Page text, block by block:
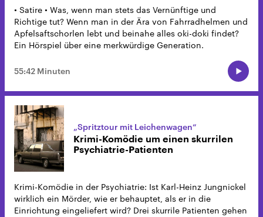
• Satire • Was, wenn man stets das Vernünftige und
Richtige tut? Wenn man in der Ära von Fahrradhelmen und
Apfelsaftschorlen lebt und beinahe alles oki-doki findet?
Ein Hörspiel über eine merkwürdige Generation.
55:42 Minuten
„Spritztour mit Leichenwagen“
Krimi-Komödie um einen skurrilen
Psychiatrie-Patienten
Krimi-Komödie in der Psychiatrie: Ist Karl-Heinz Jungnickel
wirklich ein Mörder, wie er behauptet, als er in die
Einrichtung eingeliefert wird? Drei skurrile Patienten gehen